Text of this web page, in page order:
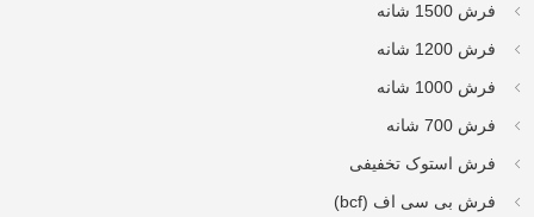
فرش 1500 شانه
فرش 1200 شانه
فرش 1000 شانه
فرش 700 شانه
فرش استوک تخفیفی
فرش بی سی اف (bcf)